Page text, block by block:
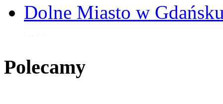
Dolne Miasto w
Polecamy